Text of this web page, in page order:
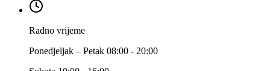
Radno vrijeme
Ponedjeljak – Petak 08:00 - 20:00